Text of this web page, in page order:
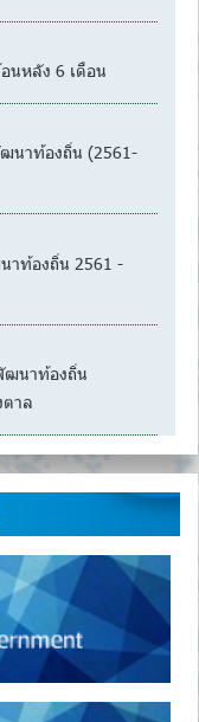
นหลัง 6 เดือน
ฒนาท้องถิ่น (2561-
าท้องถิ่น 2561 -
ฒนาท้องถิ่น
าล